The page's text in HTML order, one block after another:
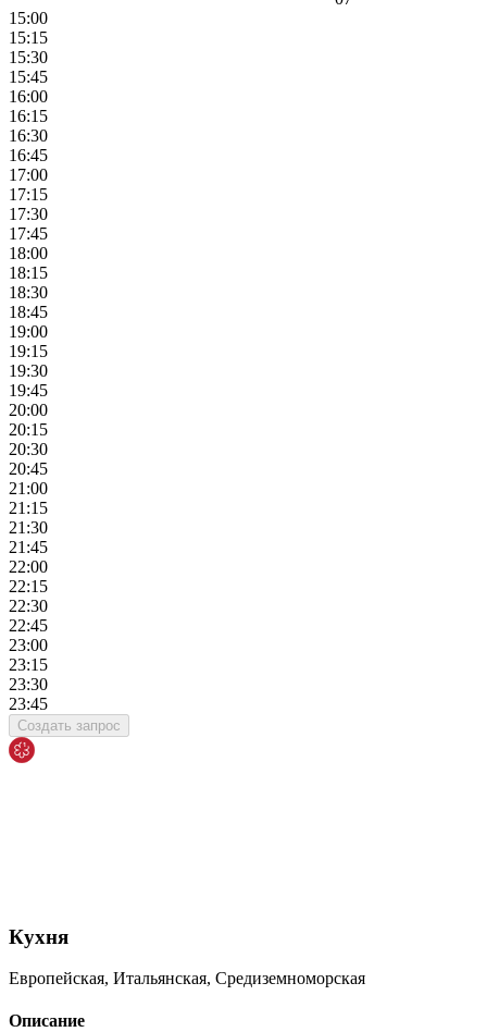
15:00
15:15
15:30
15:45
16:00
16:15
16:30
16:45
17:00
17:15
17:30
17:45
18:00
18:15
18:30
18:45
19:00
19:15
19:30
19:45
20:00
20:15
20:30
20:45
21:00
21:15
21:30
21:45
22:00
22:15
22:30
22:45
23:00
23:15
23:30
23:45
Создать запрос
Кухня
Европейская, Итальянская, Средиземноморская
Описание